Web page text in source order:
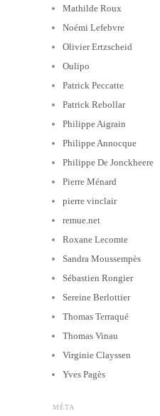
Mathilde Roux
Noémi Lefebvre
Olivier Ertzscheid
Oulipo
Patrick Peccatte
Patrick Rebollar
Philippe Aigrain
Philippe Annocque
Philippe De Jonckheere
Pierre Ménard
pierre vinclair
remue.net
Roxane Lecomte
Sandra Moussempès
Sébastien Rongier
Sereine Berlottier
Thomas Terraqué
Thomas Vinau
Virginie Clayssen
Yves Pagès
MÉTA